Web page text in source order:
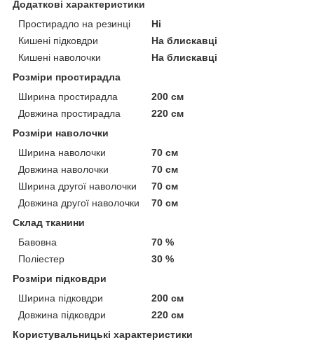
Додаткові характеристики
Простирадло на резинці
Ні
Кишені підковдри
На блискавці
Кишені наволочки
На блискавці
Розміри простирадла
Ширина простирадла
200 см
Довжина простирадла
220 см
Розміри наволочки
Ширина наволочки
70 см
Довжина наволочки
70 см
Ширина другої наволочки
70 см
Довжина другої наволочки
70 см
Склад тканини
Бавовна
70 %
Поліестер
30 %
Розміри підковдри
Ширина підковдри
200 см
Довжина підковдри
220 см
Користувальницькі характеристики